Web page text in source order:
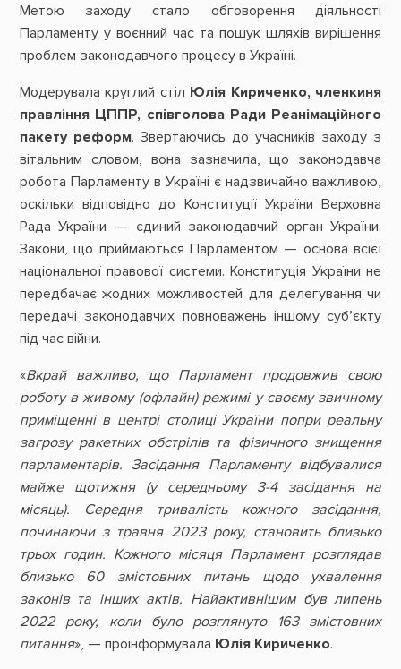
Метою заходу стало обговорення діяльності
Парламенту у воєнний час та пошук шляхів вирішення
проблем законодавчого процесу в Україні.
Модерувала круглий стіл Юлія Кириченко, членкиня
правління ЦППР, співголова Ради Реанімаційного
пакету реформ. Звертаючись до учасників заходу з
вітальним словом, вона зазначила, що законодавча
робота Парламенту в Україні є надзвичайно важливою,
оскільки відповідно до Конституції України Верховна
Рада України — єдиний законодавчий орган України.
Закони, що приймаються Парламентом — основа всієї
національної правової системи. Конституція України не
передбачає жодних можливостей для делегування чи
передачі законодавчих повноважень іншому суб’єкту
під час війни.
«Вкрай важливо, що Парламент продовжив свою
роботу в живому (офлайн) режимі у своєму звичному
приміщенні в центрі столиці України попри реальну
загрозу ракетних обстрілів та фізичного знищення
парламентарів. Засідання Парламенту відбувалися
майже щотижня (у середньому 3-4 засідання на
місяць). Середня тривалість кожного засідання,
починаючи з травня 2023 року, становить близько
трьох годин. Кожного місяця Парламент розглядав
близько 60 змістовних питань щодо ухвалення
законів та інших актів. Найактивнішим був липень
2022 року, коли було розглянуто 163 змістовних
питання», — проінформувала Юлія Кириченко.